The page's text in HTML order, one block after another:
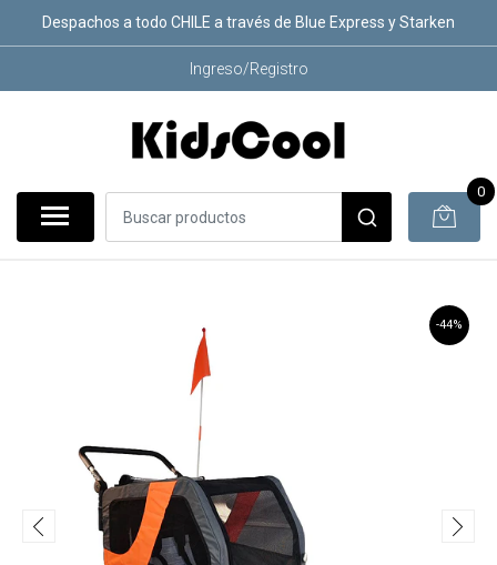
Despachos a todo CHILE a través de Blue Express y Starken
Ingreso/Registro
0
-44%